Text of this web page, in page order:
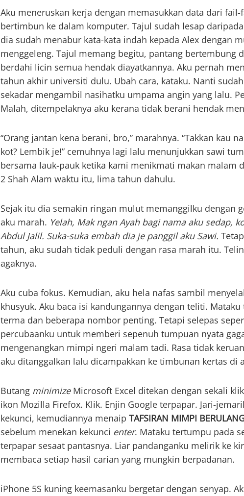
Aku meneruskan kerja dengan memasukkan data dari
bertimbun ke dalam komputer. Tajul sudah lesap
dia sudah menabur kata-kata indah kepada Alex dengan
menggeleng. Tajul memang begitu, pantang bertembung
berdahi licin semua hendak diayatkannya. Aku pernah
tahun akhir universiti dulu. Ubah cara, kataku. Nanti
sekadar mengambil nasihatku umpama angin yang lalu.
Malah, ditempelaknya aku kerana tidak berani hendak
“Orang jantan kena berani, bro,” marahnya. “Takkan kau
kot? Lembik je!” cemuhnya lagi lalu menunjukkan sawi
bersama lauk-pauk ketika kami menikmati makan malam
2 Shah Alam waktu itu, lima tahun dahulu.
Sejak itu dia semakin ringan mulut memanggilku dengan
aku marah. Yelah, Mak ngan Ayah bagi nama aku sedap,
Abdul Jalil. Suka-suka embah dia je panggil aku Sawi.
tahun, aku sudah tidak peduli dengan rasa marah itu.
agaknya.
Aku cuba fokus. Kemudian, aku hela nafas sambil
khusyuk. Aku baca isi kandungannya dengan teliti.
terma dan beberapa nombor penting. Tetapi selepas
percubaanku untuk memberi sepenuh tumpuan nyata
mengenangkan mimpi ngeri malam tadi. Rasa tidak
aku ditanggalkan lalu dicampakkan ke timbunan kertas di
Butang minimizeMicrosoft Excel ditekan dengan sekali
ikon Mozilla Firefox. Klik. Enjin Google terpapar. Jari-
kekunci, kemudiannya menaip TAFSIRAN MIMPI
sebelum menekan kekunci enter. Mataku tertumpu pada
terpapar sesaat pantasnya. Liar pandanganku melirik ke
membaca setiap hasil carian yang mungkin berpadanan.
iPhone 5S kuning keemasanku bergetar dengan senyap.